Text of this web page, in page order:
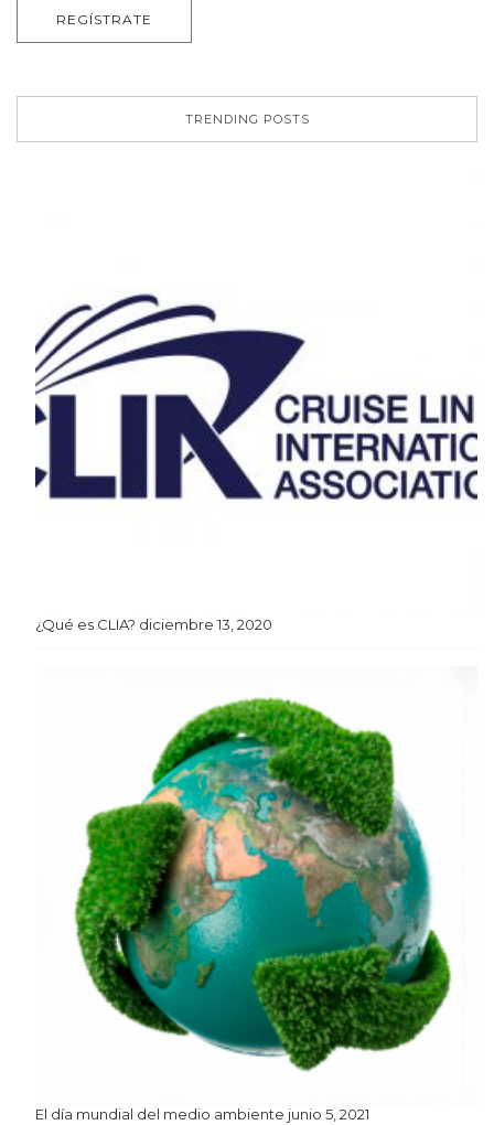
TRENDING POSTS
¿Qué es CLIA? diciembre 13, 2020
El día mundial del medio ambiente junio 5, 2021